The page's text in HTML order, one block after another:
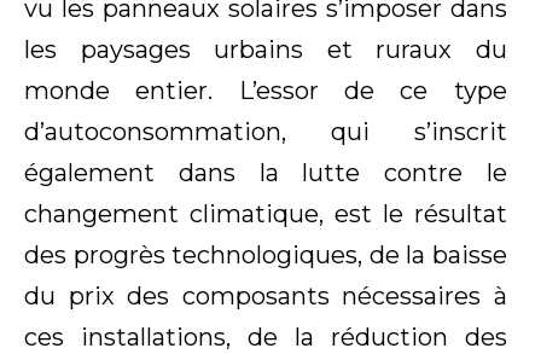
vu les panneaux solaires s’imposer dans
les paysages urbains et ruraux du
monde entier. L’essor de ce type
d’autoconsommation, qui s’inscrit
également dans la lutte contre le
changement climatique, est le résultat
des progrès technologiques, de la baisse
du prix des composants nécessaires à
ces installations, de la réduction des